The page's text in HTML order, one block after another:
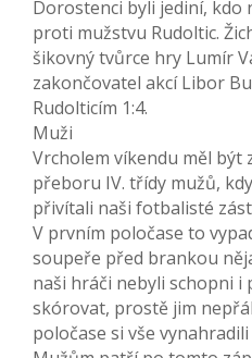
Dorostenci byli jediní,
proti mužstvu Rudoltic.
šikovný tvůrce hry Lumír
zakončovatel akcí Libor
Rudolticím 1:4.
Muži
Vrcholem víkendu měl být
přeboru IV. třídy mužů,
přivítali naši fotbalisté
V prvním poločase to
soupeře před brankou
naši hráči nebyli schopni i
skórovat, prostě jim
poločase si vše